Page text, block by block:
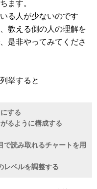
ます。
る人が少ないのです
教える側の人の理解を
是非やってみてくださ
挙すると
する
るように構成する
で読み取れるチャートを用
レベルを調整する